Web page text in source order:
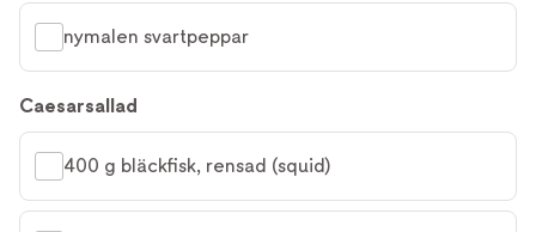
nymalen svartpeppar
Caesarsallad
400 g bläckfisk, rensad (squid)